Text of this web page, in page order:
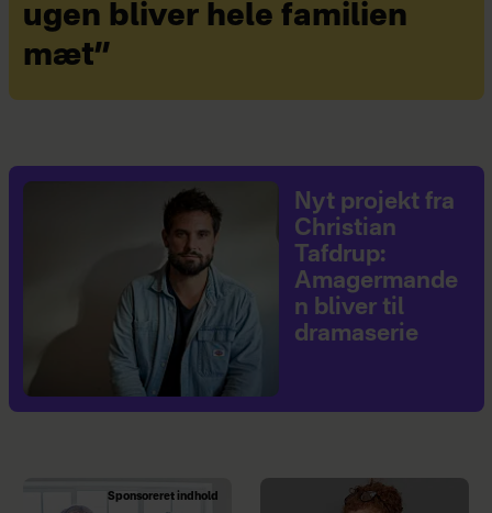
ugen bliver hele familien
mæt”
Nyt projekt fra
Christian
Tafdrup:
Amagermande
n bliver til
dramaserie
Sponsoreret indhold